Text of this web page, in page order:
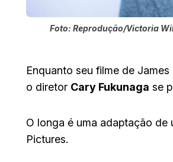
Foto: Reprodução/Victoria
Enquanto seu filme de James
o diretor Cary Fukunaga se
O longa é uma adaptação de
Pictures.